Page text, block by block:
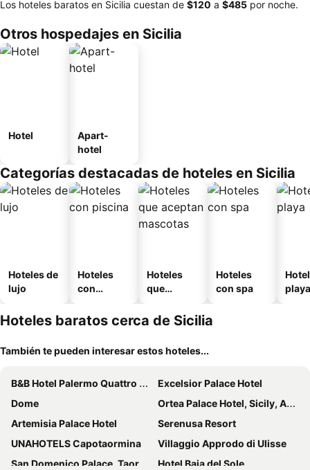
Los hoteles baratos en Sicilia cuestan de ‎$120 a ‎$485 por noche.
Otros hospedajes en Sicilia
Hotel
Apart-
hotel
Categorías destacadas de hoteles en Sicilia
Hoteles de
lujo
Hoteles
con
Hoteles
que
mascotas
Hoteles
con spa
playa
Hoteles baratos cerca de Sicilia
También te pueden interesar estos hoteles...
B&B Hotel Palermo Quattro Canti
Excelsior Palace Hotel
Dome
Ortea Palace Hotel, Sicily, Autograph Collection
Artemisia Palace Hotel
Serenusa Resort
UNAHOTELS Capotaormina
Villaggio Approdo di Ulisse
San Domenico Palace, Taormina, A Four Seasons Hotel
Hotel Baia del Sole